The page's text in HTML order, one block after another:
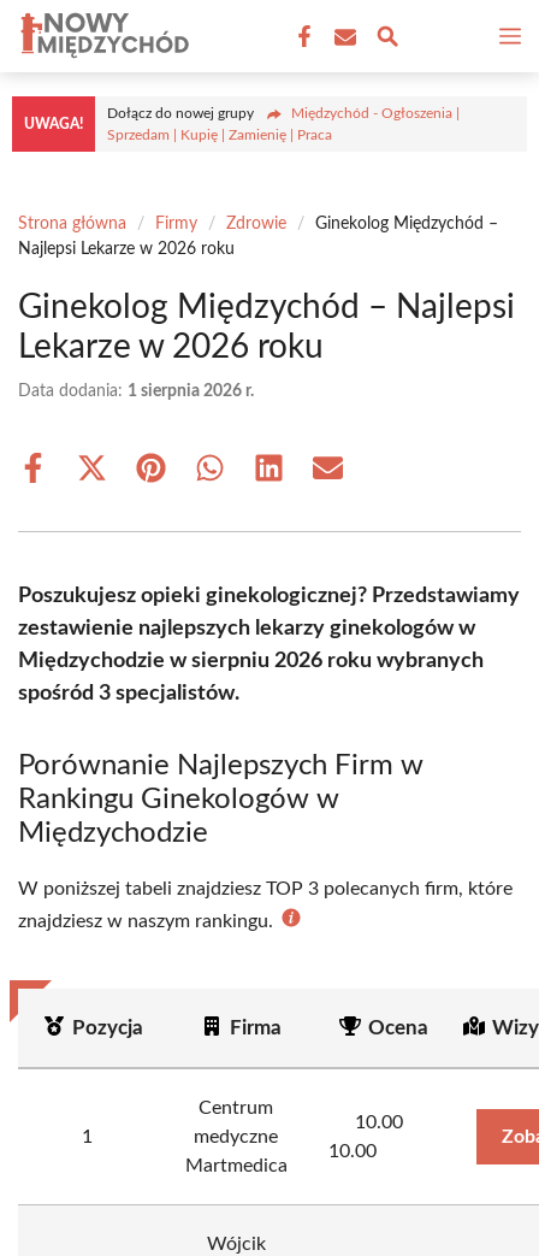
Przejdź
treści
UWAGA!
Dołącz do nowej grupy
Międzychód - Ogłoszenia |
Sprzedam | Kupię | Zamienię | Praca
Strona główna / Firmy / Zdrowie /
Ginekolog Międzychód –
Najlepsi Lekarze w 2026 roku
Ginekolog Międzychód – Najlepsi
Lekarze w 2026 roku
Data dodania: 1 sierpnia 2026 r.
Share
Share
(Twitter)
Share Share Share Share
Poszukujesz opieki ginekologicznej? Przedstawiamy
zestawienie najlepszych lekarzy ginekologów w
Międzychodzie w sierpniu 2026 roku wybranych
spośród 3 specjalistów.
Porównanie Najlepszych Firm w
Rankingu Ginekologów w
Międzychodzie
W poniższej tabeli znajdziesz TOP 3 polecanych firm, które
znajdziesz w naszym rankingu.
Pozycja Firma Ocena
1
Centrum
medyczne
Martmedica
10.00
10.00
Wójcik